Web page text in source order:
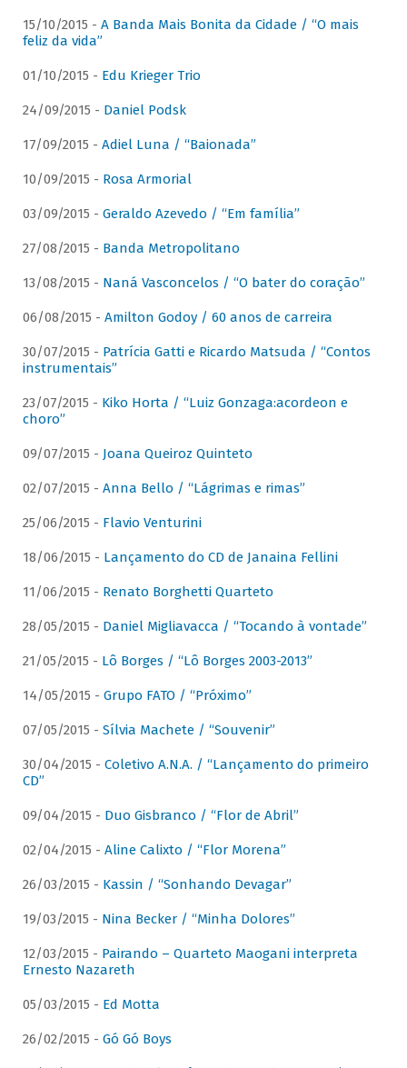
15/10/2015 - A Banda Mais Bonita da Cidade / “O mais
feliz da vida”
01/10/2015 - Edu Krieger Trio
24/09/2015 - Daniel Podsk
17/09/2015 - Adiel Luna / “Baionada”
10/09/2015 - Rosa Armorial
03/09/2015 - Geraldo Azevedo / “Em família”
27/08/2015 - Banda Metropolitano
13/08/2015 - Naná Vasconcelos / “O bater do coração”
06/08/2015 - Amilton Godoy / 60 anos de carreira
30/07/2015 - Patrícia Gatti e Ricardo Matsuda / “Contos
instrumentais”
23/07/2015 - Kiko Horta / “Luiz Gonzaga:acordeon e
choro”
09/07/2015 - Joana Queiroz Quinteto
02/07/2015 - Anna Bello / “Lágrimas e rimas”
25/06/2015 - Flavio Venturini
18/06/2015 - Lançamento do CD de Janaina Fellini
11/06/2015 - Renato Borghetti Quarteto
28/05/2015 - Daniel Migliavacca / “Tocando à vontade”
21/05/2015 - Lô Borges / “Lô Borges 2003-2013”
14/05/2015 - Grupo FATO / “Próximo”
07/05/2015 - Sílvia Machete / “Souvenir”
30/04/2015 - Coletivo A.N.A. / “Lançamento do primeiro
CD”
09/04/2015 - Duo Gisbranco / “Flor de Abril”
02/04/2015 - Aline Calixto / “Flor Morena”
26/03/2015 - Kassin / “Sonhando Devagar”
19/03/2015 - Nina Becker / “Minha Dolores”
12/03/2015 - Pairando – Quarteto Maogani interpreta
Ernesto Nazareth
05/03/2015 - Ed Motta
26/02/2015 - Gó Gó Boys